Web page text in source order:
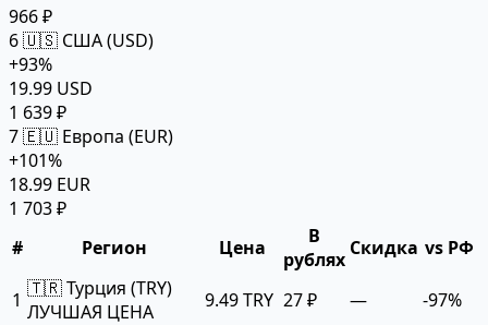
966 ₽
6🇺🇸 США (USD)
+93%
19.99 USD
1 639 ₽
7🇪🇺 Европа (EUR)
+101%
18.99 EUR
1 703 ₽
#
Регион Цена
В
рублях Скидка vs РФ
1 🇹🇷 Турция (TRY)
ЛУЧШАЯ ЦЕНА
9.49 TRY 27 ₽ — -97%